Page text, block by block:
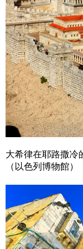
大希律在耶路撒冷
（以色列博物館）